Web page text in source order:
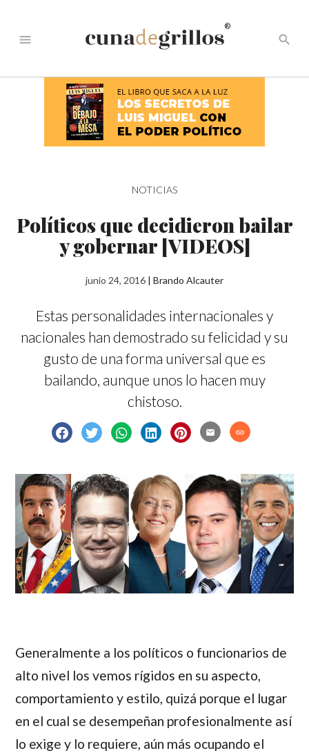
menu
®
search
NOTICIAS
Políticos que decidieron bailar
y gobernar [VIDEOS]
junio 24, 2016 | Brando Alcauter
Estas personalidades internacionales y
nacionales han demostrado su felicidad y su
gusto de una forma universal que es
bailando, aunque unos lo hacen muy
chistoso.
email link
Generalmente a los políticos o funcionarios de
alto nivel los vemos rígidos en su aspecto,
comportamiento y estilo, quizá porque el lugar
en el cual se desempeñan profesionalmente así
lo exige y lo requiere, aún más ocupando el